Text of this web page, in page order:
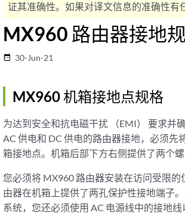
证其准确性。如果对译文信息的准确性有
MX960 路由器接地
date_range 30-Jun-21
MX960 机箱接地点规格
为达到安全和抗电磁干扰 （EMI） 要求并
AC 供电和 DC 供电的路由器接地，必须
箱接地点。机箱后部下方右侧提供了两个
您必须将 MX960 路由器安装在访问受限
由器在机箱上提供了两孔保护性接地端子
系统，您还必须使用 AC 电源线中的接地